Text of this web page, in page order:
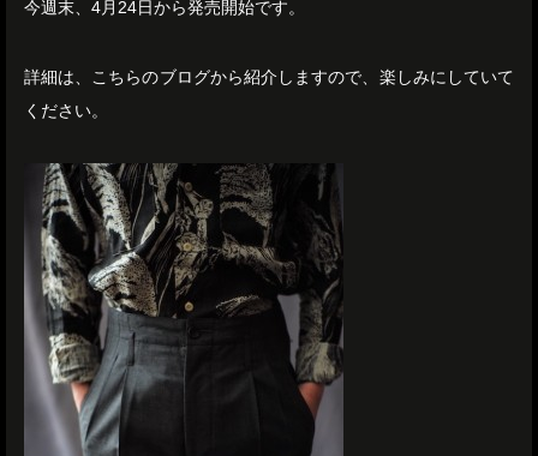
今週末、4月24日から発売開始です。
詳細は、こちらのブログから紹介しますので、楽しみにしていて
ください。